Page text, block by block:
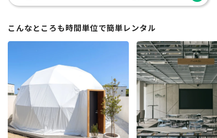
こんなところも時間単位で簡単レンタル